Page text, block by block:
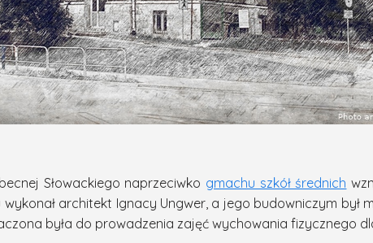
Słowackiego naprzeciwko gmachu szkół średnich
architekt Ignacy Ungwer, a jego budowniczym był
była do prowadzenia zajęć wychowania fizycznego